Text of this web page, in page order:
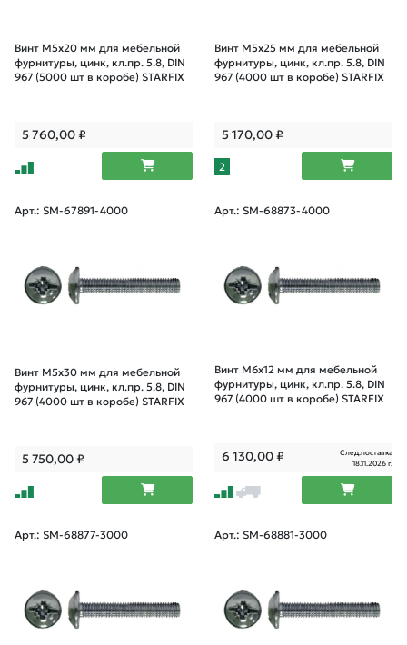
Винт М5х20 мм для мебельной
фурнитуры, цинк, кл.пр. 5.8, DIN
967 (5000 шт в коробе) STARFIX
5 760,00₽
Винт М5х25 мм для мебельной
фурнитуры, цинк, кл.пр. 5.8, DIN
967 (4000 шт в коробе) STARFIX
5 170,00₽
2
Арт.: SM-67891-4000
Винт М5х30 мм для мебельной
фурнитуры, цинк, кл.пр. 5.8, DIN
967 (4000 шт в коробе) STARFIX
5 750,00₽
Арт.: SM-68873-4000
Винт М6х12 мм для мебельной
фурнитуры, цинк, кл.пр. 5.8, DIN
967 (4000 шт в коробе) STARFIX
6 130,00₽
След.поставка
18.11.2026 г.
Арт.: SM-68877-3000 Арт.: SM-68881-3000